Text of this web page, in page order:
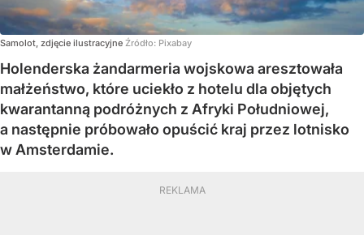
Samolot, zdjęcie ilustracyjne Źródło: Pixabay
Holenderska żandarmeria wojskowa aresztowała
małżeństwo, które uciekło z hotelu dla objętych
kwarantanną podróżnych z Afryki Południowej,
a następnie próbowało opuścić kraj przez lotnisko
w Amsterdamie.